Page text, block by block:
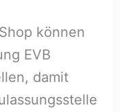
können
EVB
damit